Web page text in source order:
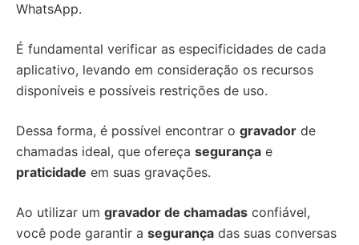
WhatsApp.
É fundamental verificar as especificidades de cada
aplicativo, levando em consideração os recursos
disponíveis e possíveis restrições de uso.
Dessa forma, é possível encontrar o gravador de
chamadas ideal, que ofereça segurança e
praticidade em suas gravações.
Ao utilizar um gravador de chamadas confiável,
você pode garantir a segurança das suas conversas